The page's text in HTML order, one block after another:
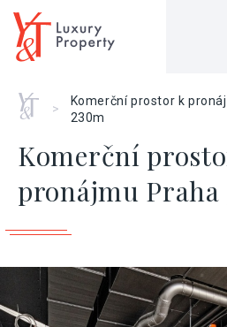
Home
>
Komerční prostor k
230m
Komerční
pronájmu Praha